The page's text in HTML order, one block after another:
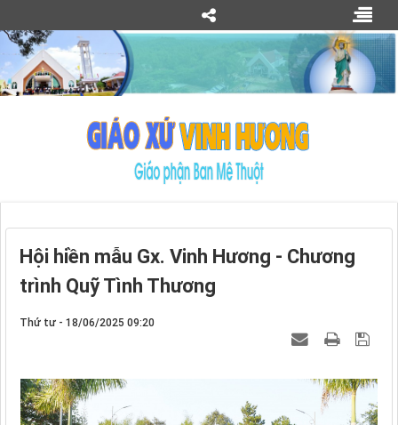
Hội hiền mẫu Gx. Vinh Hương - Chương
trình Quỹ Tình Thương
Thứ tư - 18/06/2025 09:20